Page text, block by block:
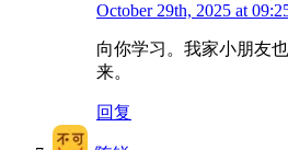
October 29th, 2025 at
向你学习。我家小朋友
来。
回复